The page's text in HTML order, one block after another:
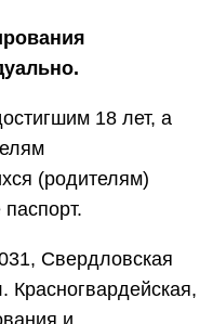
18 лет, а
(родителям)
паспорт.
Свердловская
Красногвардейская,
и